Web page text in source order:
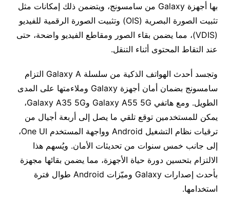
بها أجهزة Galaxy من سامسونج، ويتضمن ذلك إمكانات مثل
تثبيت الصورة البصرية (OIS) وتثبيت الصورة الرقمية للفيديو
(VDIS)، مما يضمن بقاء الصور ومقاطع الفيديو واضحة، حتى
عند التقاط المحتوى أثناء التنقل.
وتجسد أحدث الهواتف الذكية من سلسلة Galaxy A التزام
سامسونج بضمان أمان أجهزة Galaxy وملاءمتها على المدى
الطويل. ومع هاتفي Galaxy A55 5G وGalaxy A35 5G،
يمكن للمستخدمين توقع تلقي ما يصل إلى أربعة أجيال من
ترقيات نظام التشغيل Android وواجهة المستخدم One UI،
إلى جانب خمس سنوات من تحديثات الأمان. ويُسهم هذا
الالتزام بتحسين دورة حياة الأجهزة، مما يضمن بقائها مجهزة
بأحدث إصدارات Galaxy وميّزات Android طوال فترة
استخدامها.